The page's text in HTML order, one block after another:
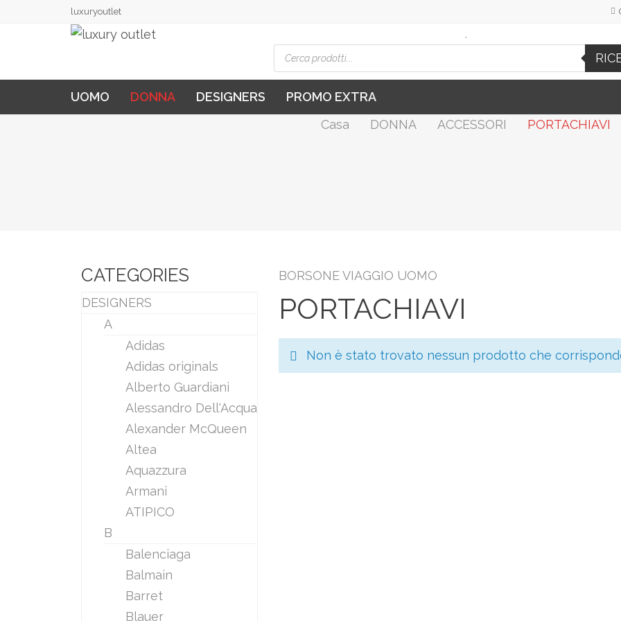
luxuryoutlet
.
Products
search
UOMO DONNA DESIGNERS PROMO EXTRA
Casa
DONNA ACCESSORI PORTACHIAVI
CATEGORIES
DESIGNERS
A
Adidas
Adidas originals
Alberto Guardiani
Alessandro Dell'Acqua
Alexander McQueen
Altea
Aquazzura
Armani
ATIPICO
B
Balenciaga
Balmain
Barret
Blauer
BORSONE VIAGGIO UOMO
PORTACHIAVI
Non è stato trovato nessun prodotto che